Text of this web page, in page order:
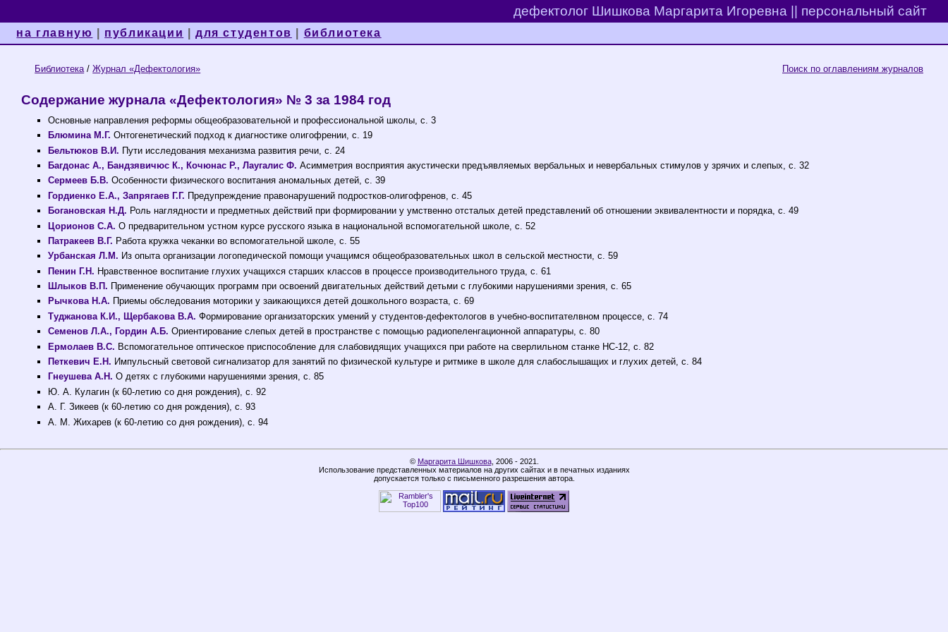
дефектолог Шишкова Маргарита Игоревна || персональный сайт
на главную публикации |для студентов библиотека
Библиотека/Журнал «Дефектология» Поиск по оглавлениям журналов
Содержание журнала «Дефектология» № 3 за 1984 год
Основные направления реформы общеобразовательной и профессиональной школы, с. 3
Блюмина М.Г. Онтогенетический подход к диагностике олигофрении, с. 19
Бельтюков В.И. Пути исследования механизма развития речи, с. 24
Багдонас А., Бандзявичюс К., Кочюнас Р., Лаугалис Ф. Асимметрия восприятия акустически предъявляемых вербальных и невербальных стимулов у зрячих и слепых, с. 32
Сермеев Б.В. Особенности физического воспитания аномальных детей, с. 39
Гордиенко Е.А., Запрягаев Г.Г. Предупреждение правонарушений подростков-олигофренов, с. 45
Богановская Н.Д. Роль наглядности и предметных действий при формировании у умственно отсталых детей представлений об отношении эквивалентности и порядка, с. 49
Цорионов С.А. О предварительном устном курсе русского языка в национальной вспомогательной школе, с. 52
Патракеев В.Г. Работа кружка чеканки во вспомогательной школе, с. 55
Урбанская Л.М. Из опыта организации логопедической помощи учащимся общеобразовательных школ в сельской местности, с. 59
Пенин Г.Н. Нравственное воспитание глухих учащихся старших классов в процессе производительного труда, с. 61
Шлыков В.П. Применение обучающих программ при освоений двигательных действий детьми с глубокими нарушениями зрения, с. 65
Рычкова Н.А. Приемы обследования моторики у заикающихся детей дошкольного возраста, с. 69
Туджанова К.И., Щербакова В.А. Формирование организаторских умений у студентов-дефектологов в учебно-воспитателвном процессе, с. 74
Семенов Л.А., Гордин А.Б. Ориентирование слепых детей в пространстве с помощью радиопеленгационной аппаратуры, с. 80
Ермолаев В.С. Вспомогательное оптическое приспособление для слабовидящих учащихся при работе на сверлильном станке НС-12, с. 82
Петкевич Е.Н. Импульсный световой сигнализатор для занятий по физической культуре и ритмике в школе для слабослышащих и глухих детей, с. 84
Гнеушева А.Н. О детях с глубокими нарушениями зрения, с. 85
Ю. А. Кулагин (к 60-летию со дня рождения), с. 92
А. Г. Зикеев (к 60-летию со дня рождения), с. 93
А. М. Жихарев (к 60-летию со дня рождения), с. 94
© Маргарита Шишкова, 2006 - 2021.
Использование представленных материалов на других сайтах и в печатных изданиях
допускается только с письменного разрешения автора.